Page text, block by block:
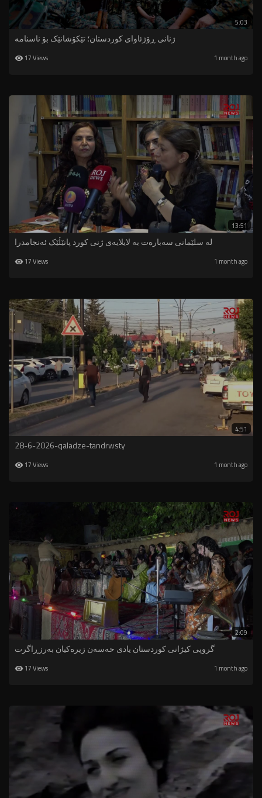
5:03
ژنانی ڕۆژئاوای کوردستان؛ تێکۆشانێک بۆ ناسنامە
17 Views 1 month ago
13:51
لە سلێمانی سەبارەت بە لایلایەی ژنی کورد پانێڵێک ئەنجامدرا
17 Views 1 month ago
4:51
28-6-2026-qaladze-tandrwsty
17 Views 1 month ago
2:09
گروپی کیژانی کوردستان یادی حەسەن زیرەکیان بەرزڕاگرت
17 Views 1 month ago